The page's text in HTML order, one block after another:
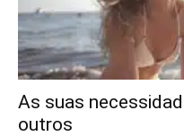
As suas
outros